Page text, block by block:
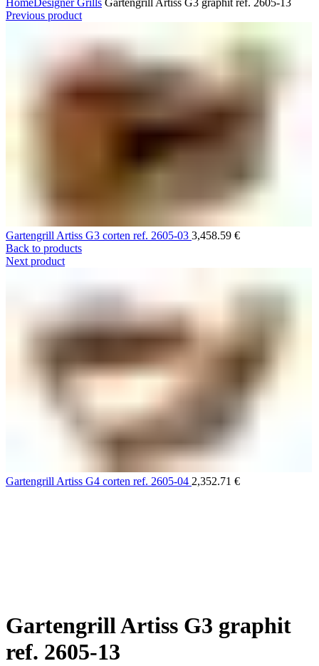
HomeDesigner Grills Gartengrill Artiss G3 graphit ref. 2605-13
Previous product
Gartengrill Artiss G3 corten ref. 2605-03 3,458.59 €
Back to products
Next product
Gartengrill Artiss G4 corten ref. 2605-04 2,352.71 €
Gartengrill Artiss G3 graphit
ref. 2605-13